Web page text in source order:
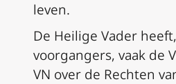
leven.
De Heilige Vader
voorgangers, vaak de
VN over de Rechten